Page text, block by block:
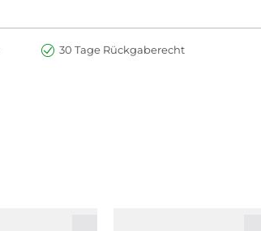
30 Tage Rückgaberecht